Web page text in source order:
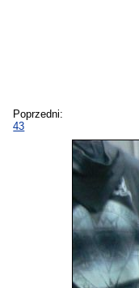
Poprzedni:
43